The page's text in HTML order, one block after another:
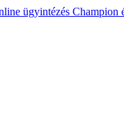
ügyintézés Champion